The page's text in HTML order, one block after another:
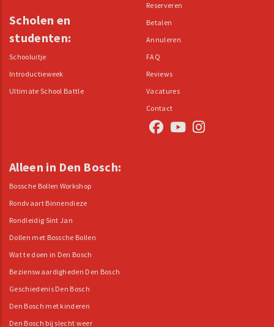
Scholen en
studenten:
Schooluitje
Introductieweek
Ultimate School Battle
Reserveren
Betalen
Annuleren
FAQ
Reviews
Vacatures
Contact
Alleen in Den Bosch:
Bossche Bollen Workshop
Rondvaart Binnendieze
Rondleidig Sint Jan
Dollen met Bossche Bollen
Wat te doen in Den Bosch
Bezienswaardigheden Den Bosch
Geschiedenis Den Bosch
Den Bosch met kinderen
Den Bosch bij slecht weer